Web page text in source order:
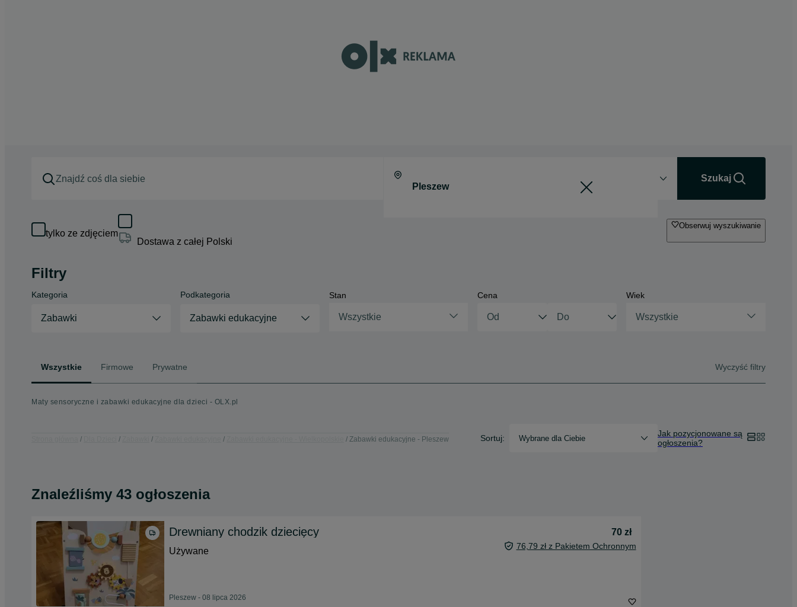
Szukaj
tylko ze zdjęciem
Dostawa z całej Polski
Obserwuj wyszukiwanie
Filtry
Kategoria
Zabawki
Podkategoria
Zabawki edukacyjne
Stan
Wszystkie
Cena Wiek
Wszystkie
Wszystkie Firmowe Prywatne Wyczyść filtry
Maty sensoryczne i zabawki edukacyjne dla dzieci - OLX.pl
Zabawki edukacyjne - Pleszew Sortuj: Wybrane dla Ciebie
Jak pozycjonowane są
ogłoszenia?
Znaleźliśmy 43 ogłoszenia
Drewniany chodzik dziecięcy
70 zł
Używane
76,79 zł z Pakietem Ochronnym
Pleszew - 08 lipca 2026